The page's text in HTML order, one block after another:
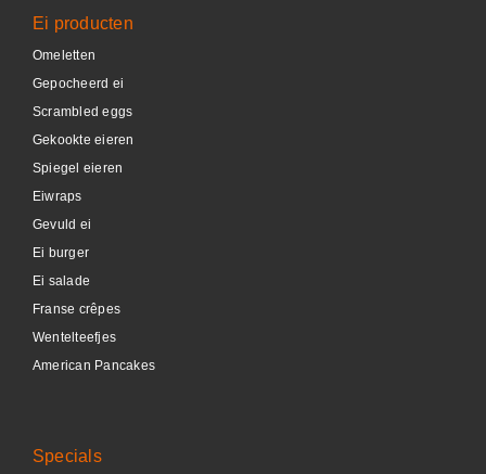
Ei producten
Omeletten
Gepocheerd ei
Scrambled eggs
Gekookte eieren
Spiegel eieren
Eiwraps
Gevuld ei
Ei burger
Ei salade
Franse crêpes
Wentelteefjes
American Pancakes
Specials